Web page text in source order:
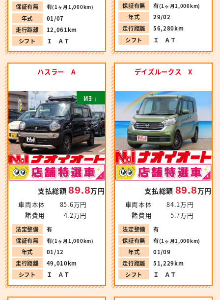
保証有無
有(1ヶ月1,000km)
年式
01/07
走行距離
12,061km
シフト
Ｉ ＡＴ
保証有無
有(1ヶ月1,000km)
年式
29/02
走行距離
56,280km
シフト
Ｉ ＡＴ
ハスラー A
NE W
支払総額89.8万円
車両本体
85.6万円
諸費用
4.2万円
法定整備
有
保証有無
有(1ヶ月1,000km)
年式
01/12
走行距離
49,010km
シフト
Ｉ ＡＴ
デイズルークス X
支払総額 89.8万円
車両本体
84.1万円
諸費用
5.7万円
法定整備
有
保証有無
有(1ヶ月1,000km)
年式
01/09
走行距離
51,229km
シフト
Ｉ ＡＴ